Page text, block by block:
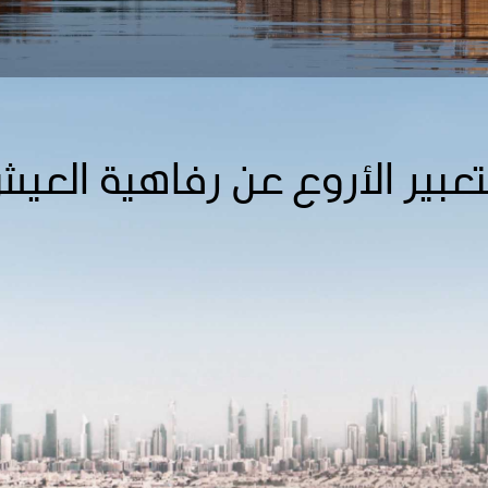
الأروع عن رفاهية